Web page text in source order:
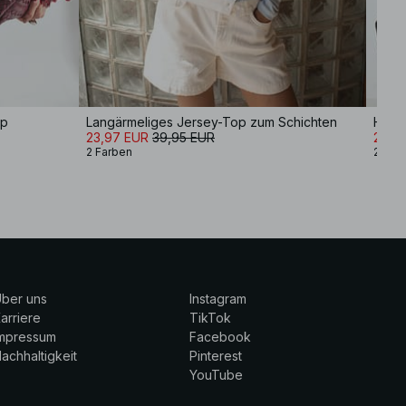
Langärmeliges Jersey-Top zum Schichten
23,97 EUR 39,95 EUR
2 Farben 2
uns
Instagram
TikTok
Facebook
Pinterest
YouTube